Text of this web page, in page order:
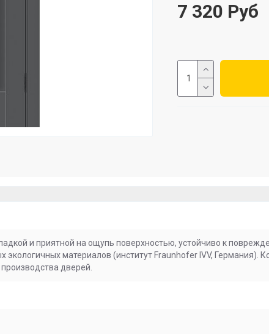
7 320 Руб
и приятной на ощупь поверхностью, устойчиво к
экологичных материалов (институт Fraunhofer IVV, Германия).
дверей.